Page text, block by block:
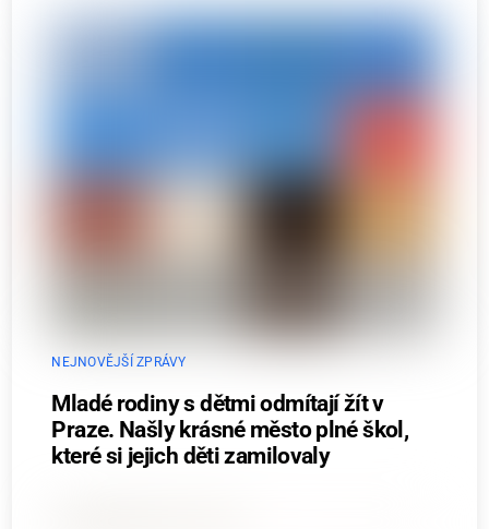
NEJNOVĚJŠÍ ZPRÁVY
Mladé rodiny s dětmi odmítají žít v
Praze. Našly krásné město plné škol,
které si jejich děti zamilovaly